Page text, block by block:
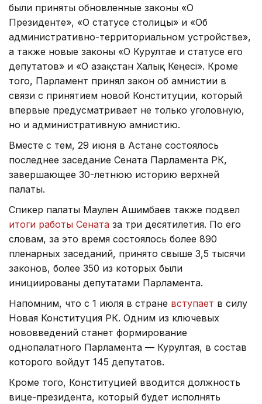
были приняты обновленные законы «О
Президенте», «О статусе столицы» и «Об
административно-территориальном устройстве»,
а также новые законы «О Курултае и статусе его
депутатов» и «О Қазақстан Халық Кеңесі». Кроме
того, Парламент принял закон об амнистии в
связи с принятием новой Конституции, который
впервые предусматривает не только уголовную,
но и административную амнистию.
Вместе с тем, 29 июня в Астане состоялось
последнее заседание Сената Парламента РК,
завершающее 30-летнюю историю верхней
палаты.
Спикер палаты Маулен Ашимбаев также подвел
итоги работы Сената за три десятилетия. По его
словам, за это время состоялось более 890
пленарных заседаний, принято свыше 3,5 тысячи
законов, более 350 из которых были
инициированы депутатами Парламента.
Напомним, что с 1 июля в стране вступает в силу
Новая Конституция РК. Одним из ключевых
нововведений станет формирование
однопалатного Парламента — Курултая, в состав
которого войдут 145 депутатов.
Кроме того, Конституцией вводится должность
вице-президента, который будет исполнять